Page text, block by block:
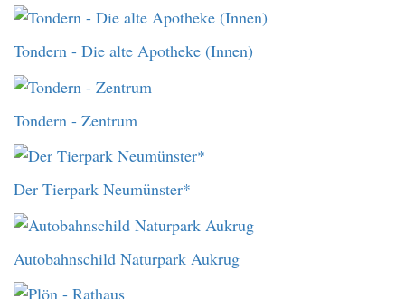
Tondern - Die alte Apotheke (Innen)
Tondern - Zentrum
Der Tierpark Neumünster*
Autobahnschild Naturpark Aukrug